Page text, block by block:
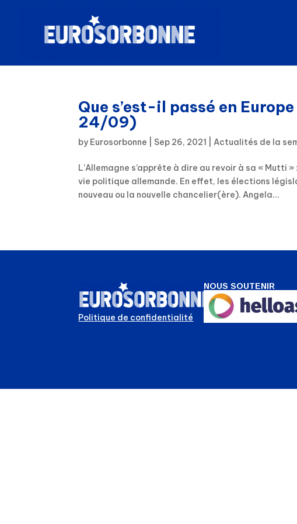
Que s’est-il passé en
24/09)
by Eurosorbonne Sep 26, 2021 |Actualités de la
L’Allemagne s’apprête à dire au revoir à sa « Mutti
vie politique allemande. En effet, les élections
nouveau ou la nouvelle chancelier(ère). Angela...
Politique de confidentialité
NOUS SOUTENIR